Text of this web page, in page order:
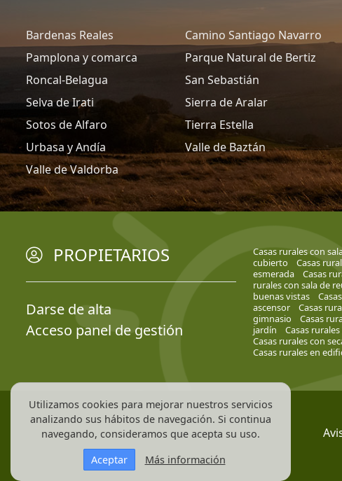
Bardenas Reales
Camino Santiago Navarro
Pamplona y comarca
Parque Natural de Bertiz
Roncal-Belagua
San Sebastián
Selva de Irati
Sierra de Aralar
Sotos de Alfaro
Tierra Estella
Urbasa y Andía
Valle de Baztán
Valle de Valdorba
PROPIETARIOS
Darse de alta
Acceso panel de gestión
Casas rurales con
cubierto
Casas
esmerada
Casas
rurales con sala de
buenas vistas
ascensor
Casas
gimnasio
Casas
jardín
Casas
Casas rurales con
Casas rurales en
Utilizamos cookies para mejorar nuestros servicios
analizando sus hábitos de navegación. Si continua
navegando, consideramos que acepta su uso.
Aceptar
Más información